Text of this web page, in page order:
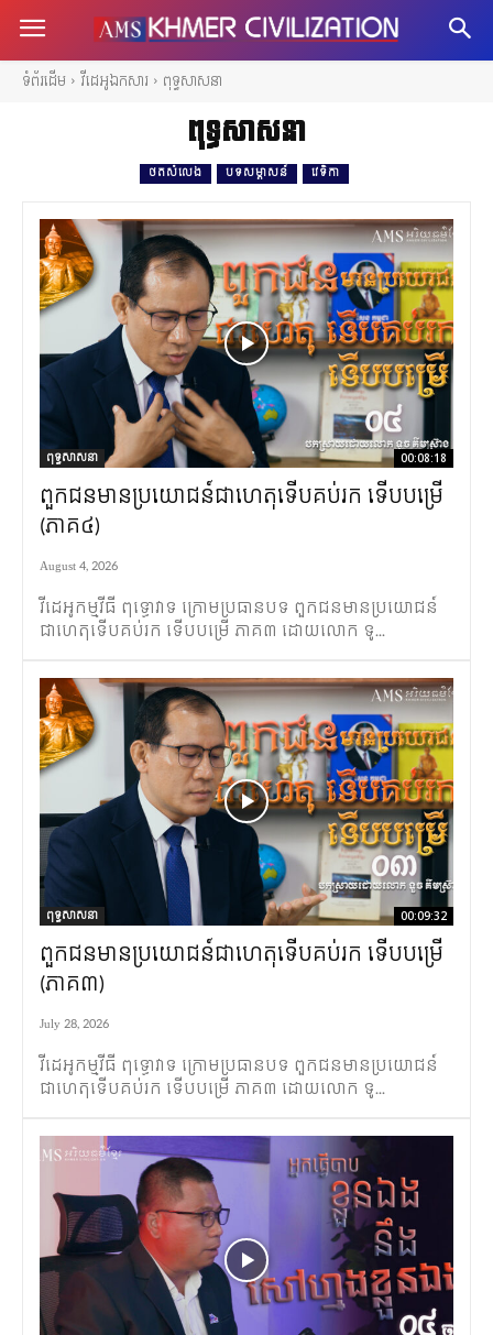
ទំព័រដើម វីដេអូឯកសារ ពុទ្ធសាសនា
ពុទ្ធសាសនា
ថតសំលេង បទសម្ភាសន៍ វេទិកា
ពុទ្ធសាសនា 00:08:18
ពួកជនមានប្រយោជន៍ជាហេតុទើបគប់រក ទើបបម្រើ
(ភាគ៤)
August 4, 2026
វីដេអូកម្មវីធី​ ពុទ្ធោវាទ ក្រោមប្រធានបទ ពួកជនមានប្រយោជន៍
ជាហេតុទើបគប់រក ទើបបម្រើ ភាគ៣ ដោយលោក ទូ...
ពុទ្ធសាសនា 00:09:32
ពួកជនមានប្រយោជន៍ជាហេតុទើបគប់រក ទើបបម្រើ
(ភាគ៣)
July 28, 2026
វីដេអូកម្មវីធី​ ពុទ្ធោវាទ ក្រោមប្រធានបទ ពួកជនមានប្រយោជន៍
ជាហេតុទើបគប់រក ទើបបម្រើ ភាគ៣ ដោយលោក ទូ...